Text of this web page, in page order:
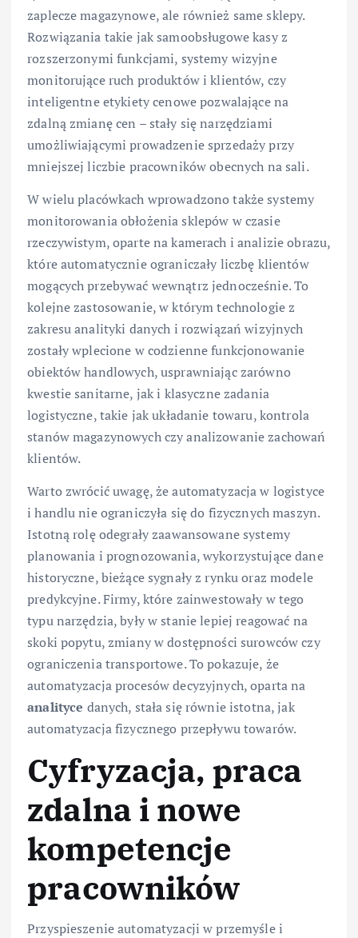
zaplecze magazynowe, ale również same sklepy.
Rozwiązania takie jak samoobsługowe kasy z
rozszerzonymi funkcjami, systemy wizyjne
monitorujące ruch produktów i klientów, czy
inteligentne etykiety cenowe pozwalające na
zdalną zmianę cen – stały się narzędziami
umożliwiającymi prowadzenie sprzedaży przy
mniejszej liczbie pracowników obecnych na sali.
W wielu placówkach wprowadzono także systemy
monitorowania obłożenia sklepów w czasie
rzeczywistym, oparte na kamerach i analizie obrazu,
które automatycznie ograniczały liczbę klientów
mogących przebywać wewnątrz jednocześnie. To
kolejne zastosowanie, w którym technologie z
zakresu analityki danych i rozwiązań wizyjnych
zostały wplecione w codzienne funkcjonowanie
obiektów handlowych, usprawniając zarówno
kwestie sanitarne, jak i klasyczne zadania
logistyczne, takie jak układanie towaru, kontrola
stanów magazynowych czy analizowanie zachowań
klientów.
Warto zwrócić uwagę, że automatyzacja w logistyce
i handlu nie ograniczyła się do fizycznych maszyn.
Istotną rolę odegrały zaawansowane systemy
planowania i prognozowania, wykorzystujące dane
historyczne, bieżące sygnały z rynku oraz modele
predykcyjne. Firmy, które zainwestowały w tego
typu narzędzia, były w stanie lepiej reagować na
skoki popytu, zmiany w dostępności surowców czy
ograniczenia transportowe. To pokazuje, że
automatyzacja procesów decyzyjnych, oparta na
analityce danych, stała się równie istotna, jak
automatyzacja fizycznego przepływu towarów.
Cyfryzacja, praca
zdalna i nowe
kompetencje
pracowników
Przyspieszenie automatyzacji w przemyśle i